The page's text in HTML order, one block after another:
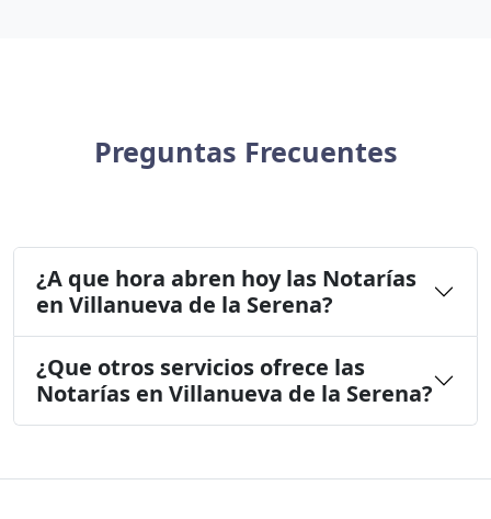
Preguntas Frecuentes
¿A que hora abren hoy las Notarías
en Villanueva de la Serena?
¿Que otros servicios ofrece las
Notarías en Villanueva de la Serena?